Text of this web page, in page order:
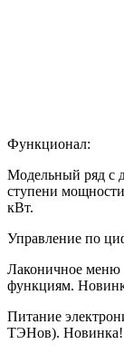
Функционал:
Модельный ряд с
ступени
кВт.
Управление по
Лаконичное
функциям.
Питание
ТЭНов). Новинка!